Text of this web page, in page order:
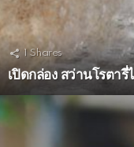
Shares
เปิดกล่อง สว่านโรต